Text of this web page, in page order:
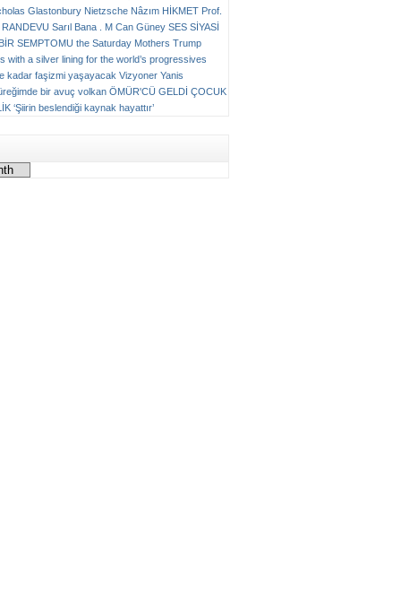
Glastonbury Nietzsche Nâzım HİKMET Prof.
RANDEVU Sarıl Bana . M Can Güney SES SİYASİ
SEMPTOMU the Saturday Mothers Trump
with a silver lining for the world’s progressives
kadar faşizmi yaşayacak Vizyoner Yanis
bir avuç volkan ÖMÜR'CÜ GELDİ ÇOCUK
‘Şiirin beslendiği kaynak hayattır’